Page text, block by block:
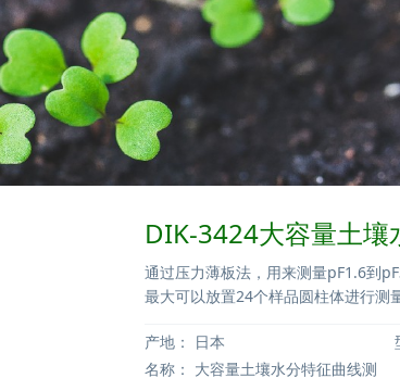
DIK-3424大容量土壤
通过压力薄板法，用来测量pF1.6到
最大可以放置24个样品圆柱体进行测
产地： 日本
名称： 大容量土壤水分特征曲线测